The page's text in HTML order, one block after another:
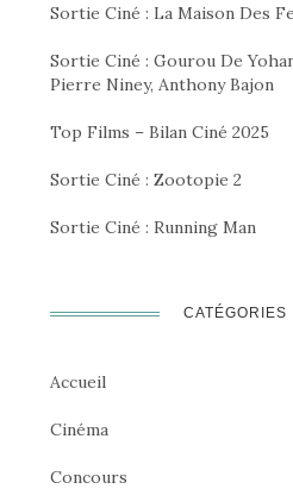
Sortie Ciné : La Maison Des
Sortie Ciné : Gourou De
Pierre Niney, Anthony Bajon
Top Films – Bilan Ciné 2025
Sortie Ciné : Zootopie 2
Sortie Ciné : Running Man
CATÉGORIES
Accueil
Cinéma
Concours